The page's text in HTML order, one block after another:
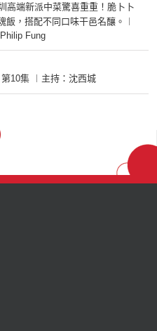
高端新派中菜驚喜重重！脆卜卜
，搭配不同口味干邑名釀。︱
Fung
第10集 ︱主持：沈西城